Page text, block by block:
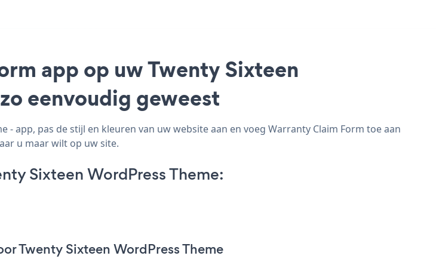
app op uw Twenty Sixteen
eenvoudig geweest
app, pas de stijl en kleuren van uw website aan en voeg Warranty Claim Form toe aan
u maar wilt op uw site.
Sixteen WordPress Theme:
Twenty Sixteen WordPress Theme